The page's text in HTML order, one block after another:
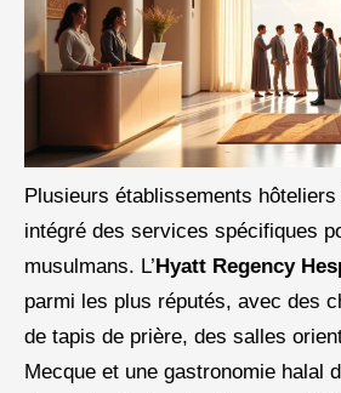
Plusieurs établissements
intégré des services spécifiques
musulmans. L’Hyatt Regency
parmi les plus réputés, avec des
de tapis de prière, des salles
Mecque et une gastronomie halal